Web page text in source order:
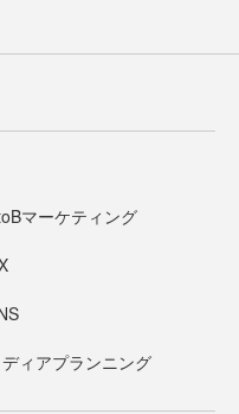
マーケティング
ディアプランニング